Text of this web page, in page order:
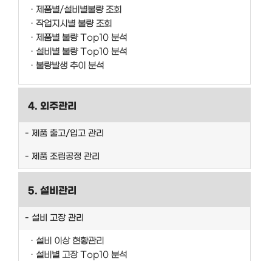
제품별/설비별불량 조회
작업지시별 불량 조회
제품별 불량 Top10 분석
설비별 불량 Top10 분석
불량발생 추이 분석
4. 외주관리
제품 출고/입고 관리
제품 조립공정 관리
5. 설비관리
설비 고장 관리
설비 이상 현황관리
설비별 고장 Top10 분석